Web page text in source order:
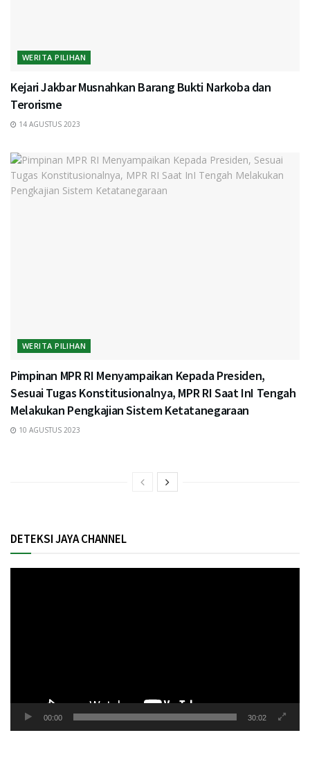
WERITA PILIHAN
Kejari Jakbar Musnahkan Barang Bukti Narkoba dan
Terorisme
14 AGUSTUS 2023
WERITA PILIHAN
Pimpinan MPR RI Menyampaikan Kepada Presiden,
Sesuai Tugas Konstitusionalnya, MPR RI Saat InI Tengah
Melakukan Pengkajian Sistem Ketatanegaraan
10 AGUSTUS 2023
DETEKSI JAYA CHANNEL
00:00 30:02